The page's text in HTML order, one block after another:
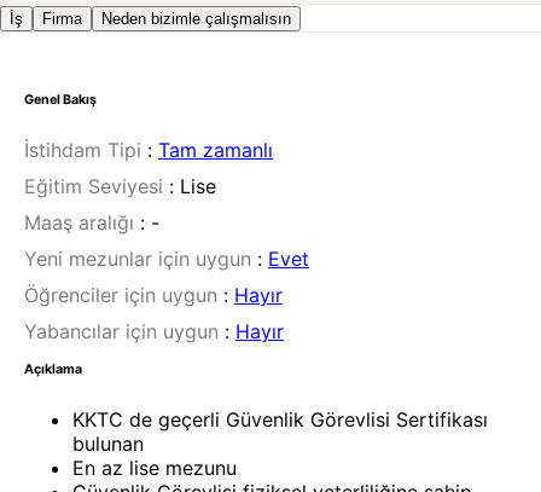
İş Firma Neden bizimle çalışmalısın
Genel Bakış
İstihdam Tipi : Tam zamanlı
Eğitim Seviyesi : Lise
Maaş aralığı : -
Yeni mezunlar için uygun : Evet
Öğrenciler için uygun : Hayır
Yabancılar için uygun : Hayır
Açıklama
KKTC de geçerli Güvenlik Görevlisi Sertifikası
bulunan
En az lise mezunu